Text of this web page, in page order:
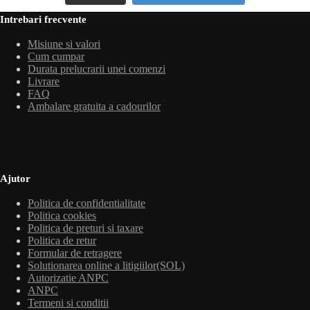
Intrebari frecvente
Misiune si valori
Cum cumpar
Durata prelucrarii unei comenzi
Livrare
FAQ
Ambalare gratuita a cadourilor
Ajutor
Politica de confidentialitate
Politica cookies
Politica de preturi si taxare
Politica de retur
Formular de retragere
Solutionarea online a litigiilor(SOL)
Autorizatie ANPC
ANPC
Termeni si conditii